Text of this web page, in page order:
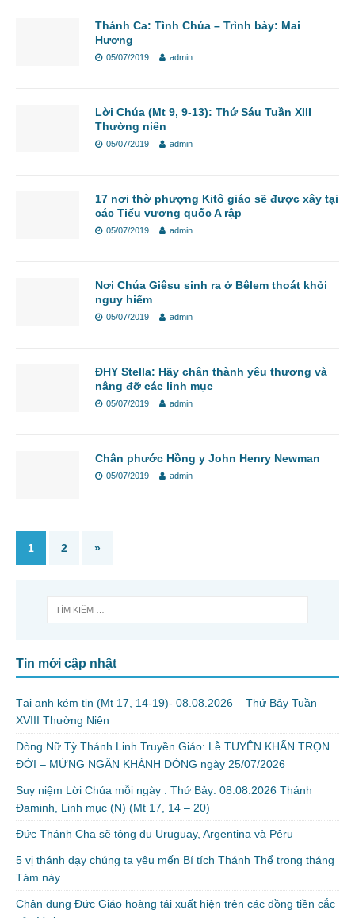
Thánh Ca: Tình Chúa – Trình bày: Mai
Hương
05/07/2019 admin
Lời Chúa (Mt 9, 9-13): Thứ Sáu Tuần XIII
Thường niên
05/07/2019 admin
17 nơi thờ phượng Kitô giáo sẽ được xây tại
các Tiểu vương quốc A rập
05/07/2019 admin
Nơi Chúa Giêsu sinh ra ở Bêlem thoát khỏi
nguy hiểm
05/07/2019 admin
ĐHY Stella: Hãy chân thành yêu thương và
nâng đỡ các linh mục
05/07/2019 admin
Chân phước Hồng y John Henry Newman
05/07/2019 admin
1 2 »
Tin mới cập nhật
Tại anh kém tin (Mt 17, 14-19)- 08.08.2026 – Thứ Bảy Tuần
XVIII Thường Niên
Dòng Nữ Tỳ Thánh Linh Truyền Giáo: Lễ TUYÊN KHẤN TRỌN
ĐỜI – MỪNG NGÂN KHÁNH DÒNG ngày 25/07/2026
Suy niệm Lời Chúa mỗi ngày : Thứ Bảy: 08.08.2026 Thánh
Đaminh, Linh mục (N) (Mt 17, 14 – 20)
Đức Thánh Cha sẽ tông du Uruguay, Argentina và Pêru
5 vị thánh dạy chúng ta yêu mến Bí tích Thánh Thể trong tháng
Tám này
Chân dung Đức Giáo hoàng tái xuất hiện trên các đồng tiền cắc